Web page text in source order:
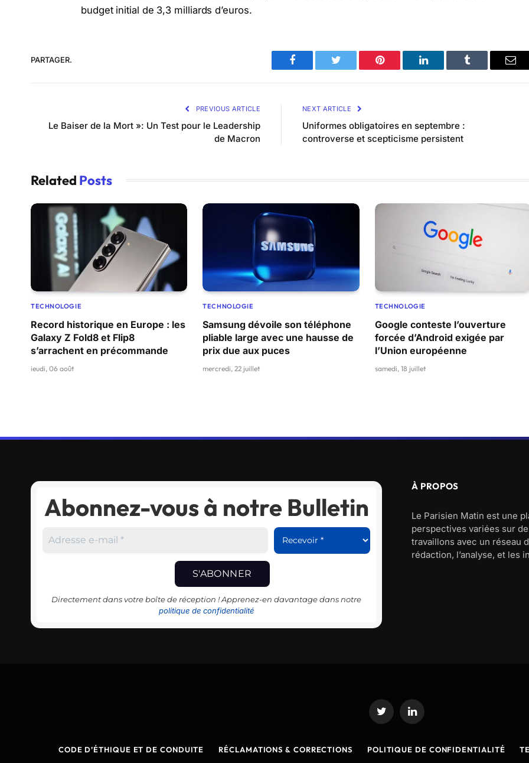
budget initial de 3,3 milliards d’euros.
PARTAGER.
Facebook Twitter Pinterest LinkedIn Tumblr
PREVIOUS ARTICLE
Le Baiser de la Mort »: Un Test pour le Leadership
de Macron
NEXT ARTICLE
Uniformes obligatoires en septembre :
controverse et scepticisme persistent
Related Posts
TECHNOLOGIE
Record historique en Europe : les
Galaxy Z Fold8 et Flip8
s’arrachent en précommande
jeudi, 06 août
TECHNOLOGIE
Samsung dévoile son téléphone
pliable large avec une hausse de
prix due aux puces
mercredi, 22 juillet
TECHNOLOGIE
Google conteste l’ouverture
forcée d’Android exigée par
l’Union européenne
samedi, 18 juillet
Abonnez-vous à notre Bulletin
Directement dans votre boîte de réception ! Apprenez-en davantage dans notre
politique de confidentialité
À PROPOS
Le Parisien Matin est une
perspectives variées sur
travaillons avec un réseau
rédaction, l’analyse, et les
Twitter LinkedIn
CODE D’ÉTHIQUE ET DE CONDUITE RÉCLAMATIONS & CORRECTIONS POLITIQUE DE CONFIDENTIALITÉ